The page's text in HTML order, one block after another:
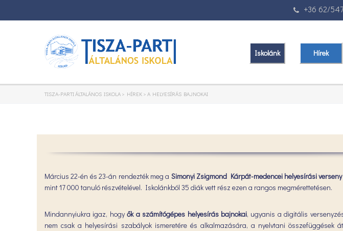
+36 62/
Iskolánk Hírek
TISZA-PARTI ÁLTALÁNOS ISKOLA > HÍREK > A HELYESÍRÁS BAJNOKAI
Március 22-én és 23-án rendezték meg a Simonyi Zsigmond Kárpát-medencei helyesírási
mint 17 000 tanuló részvételével. Iskolánkból 35 diák vett rész ezen a rangos megmérettetésen.
Mindannyiukra igaz, hogyők a számítógépes helyesírás bajnokai, ugyanis a digitális
nem csak a helyesírási szabályok ismeretére és alkalmazására, a nyelvtani összefüggések